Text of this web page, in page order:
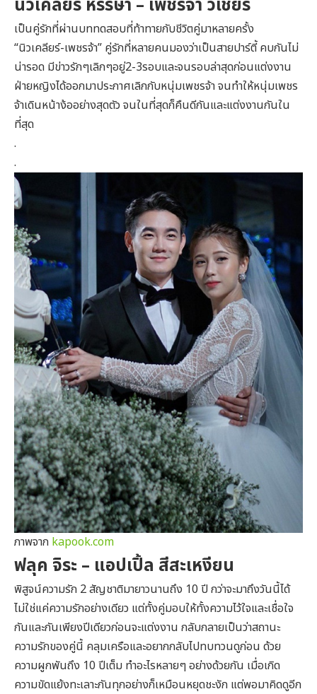
นิวเคลียร์ หรรษา – เพชรจ้า วิเชียร
เป็นคู่รักที่ผ่านบททดสอบที่ท้าทายกับชีวิตคู่มาหลายครั้ง
“นิวเคลียร์-เพชรจ้า” คู่รักที่หลายคนมองว่าเป็นสายปาร์ตี้ คบกันไม่
น่ารอด มีข่าวรักๆเลิกๆอยู่2-3รอบและจนรอบล่าสุดก่อนแต่งงาน
ฝ่ายหญิงได้ออกมาประกาศเลิกกับหนุ่มเพชรจ้า จนทำให้หนุ่มเพชร
จ้าเดินหน้าง้ออย่างสุดตัว จนในที่สุดก็คืนดีกันและแต่งงานกันใน
ที่สุด
.
.
ภาพจาก kapook.com
ฟลุค จิระ – แอปเปิ้ล สีสะเหงียน
พิสูจน์ความรัก 2 สัญชาติมายาวนานถึง 10 ปี กว่าจะมาถึงวันนี้ได้
ไม่ใช่แค่ความรักอย่างเดียว แต่ทั้งคู่มอบให้ทั้งความไว้ใจและเชื่อใจ
กันและกันเพียงปีเดียวก่อนจะแต่งงาน กลับกลายเป็นว่าสถานะ
ความรักของคู่นี้ คลุมเครือและอยากกลับไปทบทวนดูก่อน ด้วย
ความผูกพันถึง 10 ปีเต็ม ทำอะไรหลายๆ อย่างด้วยกัน เมื่อเกิด
ความขัดแย้งทะเลาะกันทุกอย่างก็เหมือนหยุดชะงัก แต่พอมาคิดดูอีก